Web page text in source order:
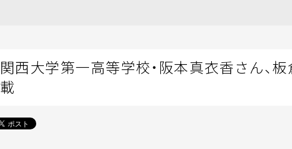
関西大学第一高等学校・阪本真衣香さん
載